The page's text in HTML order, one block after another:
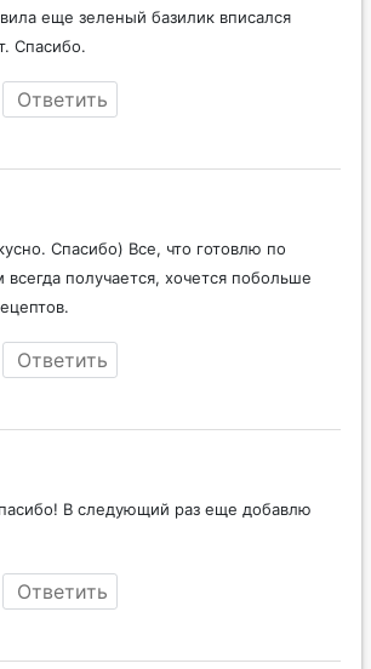
еще зеленый базилик вписался
Спасибо.
Ответить
Спасибо) Все, что готовлю по
получается, хочется побольше
Ответить
В следующий раз еще добавлю
Ответить